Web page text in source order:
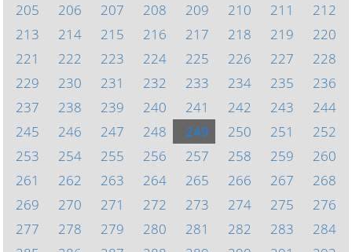
205
206 207 208 209 210 211
212
213
214 215 216 217 218 219
220
221
222 223 224 225 226 227
228
229
230 231 232 233 234 235
236
237
238 239 240 241 242 243
244
245
246 247 248 249 250 251
252
253
254 255 256 257 258 259
260
261
262 263 264 265 266 267
268
269
270 271 272 273 274 275
276
277
278 279 280 281 282 283
284